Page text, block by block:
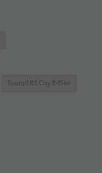
Touroll B1 City E-Bike